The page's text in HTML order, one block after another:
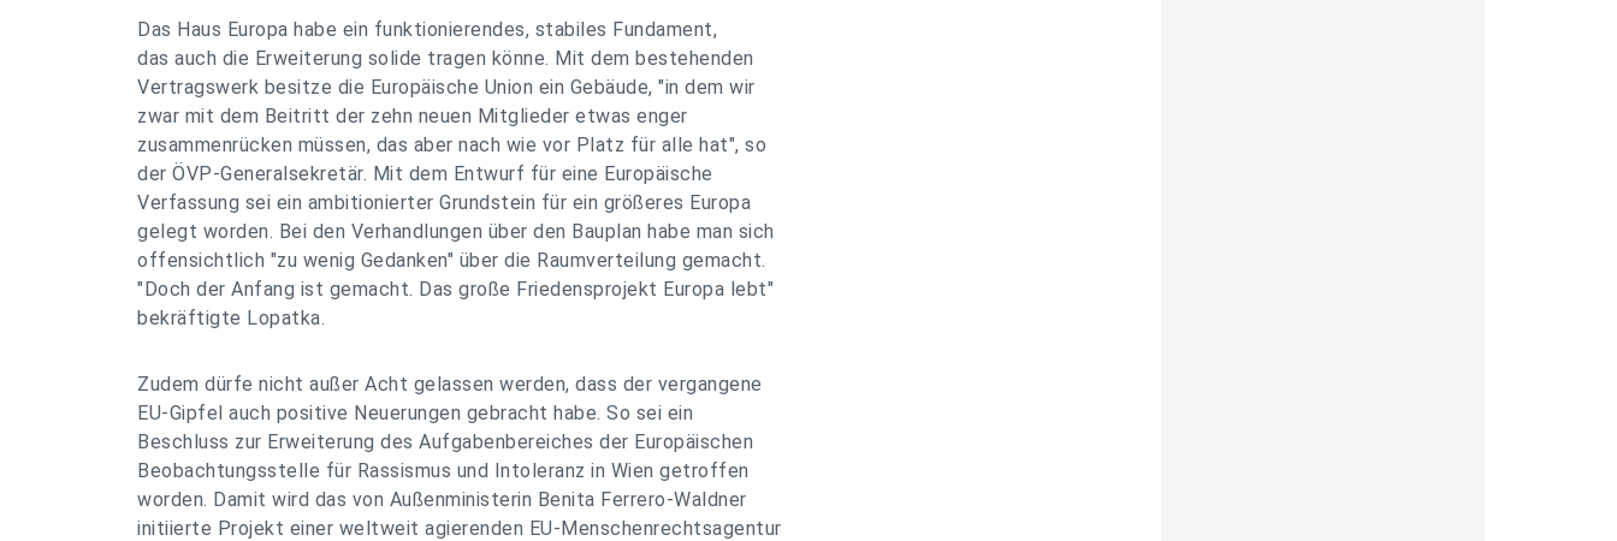
Das Haus Europa habe ein funktionierendes, stabiles Fundament,
das auch die Erweiterung solide tragen könne. Mit dem bestehenden
Vertragswerk besitze die Europäische Union ein Gebäude, "in dem wir
zwar mit dem Beitritt der zehn neuen Mitglieder etwas enger
zusammenrücken müssen, das aber nach wie vor Platz für alle hat", so
der ÖVP-Generalsekretär. Mit dem Entwurf für eine Europäische
Verfassung sei ein ambitionierter Grundstein für ein größeres Europa
gelegt worden. Bei den Verhandlungen über den Bauplan habe man sich
offensichtlich "zu wenig Gedanken" über die Raumverteilung gemacht.
"Doch der Anfang ist gemacht. Das große Friedensprojekt Europa lebt"
bekräftigte Lopatka.
Zudem dürfe nicht außer Acht gelassen werden, dass der vergangene
EU-Gipfel auch positive Neuerungen gebracht habe. So sei ein
Beschluss zur Erweiterung des Aufgabenbereiches der Europäischen
Beobachtungsstelle für Rassismus und Intoleranz in Wien getroffen
worden. Damit wird das von Außenministerin Benita Ferrero-Waldner
initiierte Projekt einer weltweit agierenden EU-Menschenrechtsagentur